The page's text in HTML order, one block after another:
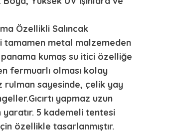
Özellikli Salıncak
tamamen metal malzemeden
kumaş su itici özelliğe
fermuarlı olması kolay
rulman sayesinde, çelik yay
yapmaz uzun
5 kademeli tentesi
özellikle tasarlanmıştır.